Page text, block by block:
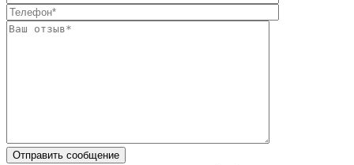
Отправить сообщение